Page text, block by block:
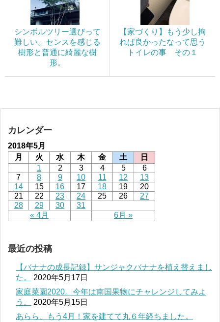
シンボルツリー選びって
難しい。センスを感じる
樹形と普通に綺麗な樹
形。
【家づくり】もう少し拘
れば良かったなって思う
トイレの事 その１
カレンダー
2018年5月
月
火 水 木 金 土 日
« 4月 6月 »
1 2 3 4 5
6
7
8 9 10 11 12
13
14
15 16 17 18 19
20
21
22 23 24 25 26
27
28
29 30 31
最近の投稿
【バナナの成長記録】サンジャクバナナを植え替えまし
た。
2020年5月17日
家庭菜園2020。今年は南国果物にチャレンジしてみよ
う。
2020年5月15日
あらら、もう4月！家を建てて丸６年経ちました。